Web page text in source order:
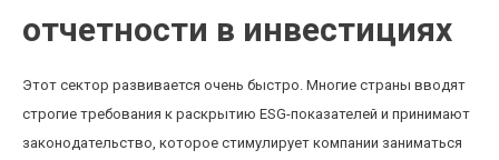
отчетности в инвестициях
Этот сектор развивается очень быстро. Многие страны вводят
строгие требования к раскрытию ESG-показателей и принимают
законодательство, которое стимулирует компании заниматься